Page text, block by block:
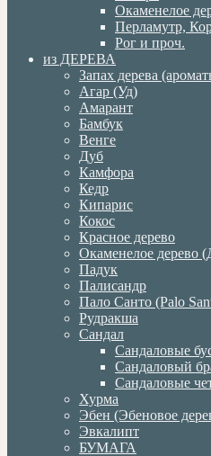
Окаменелое
Перламутр,
Рог и проч.
из ДЕРЕВА
Запах дерева
Агар (Уд)
Амарант
Бамбук
Венге
Дуб
Камфора
Кедр
Кипарис
Кокос
Красное дерево
Окаменелое дерево
Падук
Палисандр
Пало Санто (Palo
Рудракша
Сандал
Сандаловые
Сандаловый
Сандаловые
Хурма
Эбен (Эбеновое
Эвкалипт
БУМАГА